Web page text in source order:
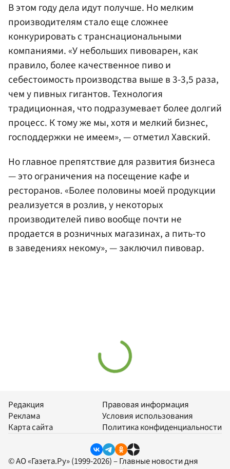
В этом году дела идут получше. Но мелким
производителям стало еще сложнее
конкурировать с транснациональными
компаниями. «У небольших пивоварен, как
правило, более качественное пиво и
себестоимость производства выше в 3-3,5 раза,
чем у пивных гигантов. Технология
традиционная, что подразумевает более долгий
процесс. К тому же мы, хотя и мелкий бизнес,
господдержки не имеем», — отметил Хавский.
Но главное препятствие для развития бизнеса
— это ограничения на посещение кафе и
ресторанов. «Более половины моей продукции
реализуется в розлив, у некоторых
производителей пиво вообще почти не
продается в розничных магазинах, а пить-то
в заведениях некому», — заключил пивовар.
Редакция
Реклама
Карта сайта
Правовая информация
Условия использования
Политика конфиденциальности
© АО «Газета.Ру» (1999-2026) – Главные новости дня